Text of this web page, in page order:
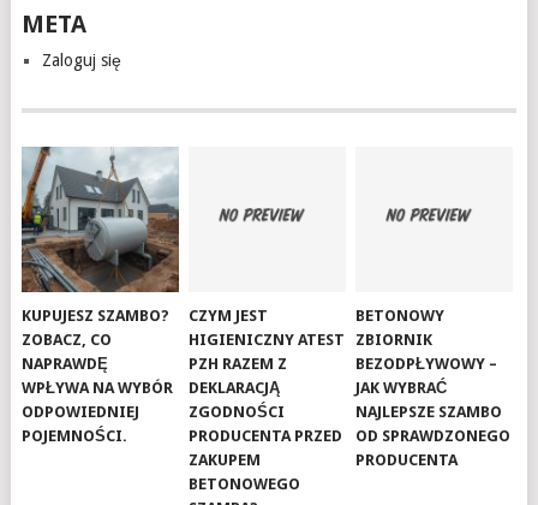
META
Zaloguj się
KUPUJESZ SZAMBO?
ZOBACZ, CO
NAPRAWDĘ
WPŁYWA NA WYBÓR
ODPOWIEDNIEJ
POJEMNOŚCI.
CZYM JEST
HIGIENICZNY ATEST
PZH RAZEM Z
DEKLARACJĄ
ZGODNOŚCI
PRODUCENTA PRZED
ZAKUPEM
BETONOWEGO
BETONOWY
ZBIORNIK
BEZODPŁYWOWY –
JAK WYBRAĆ
NAJLEPSZE SZAMBO
OD SPRAWDZONEGO
PRODUCENTA